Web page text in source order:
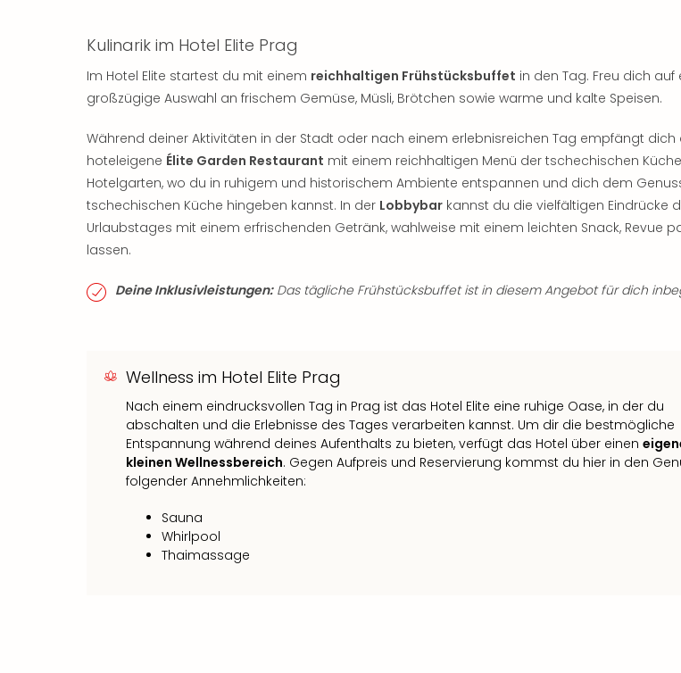
Kulinarik im Hotel Elite Prag
Im Hotel Elite startest du mit einem reichhaltigen Frühstücksbuffet in den Tag. Freu dich auf
großzügige Auswahl an frischem Gemüse, Müsli, Brötchen sowie warme und kalte Speisen.
Während deiner Aktivitäten in der Stadt oder nach einem erlebnisreichen Tag empfängt dich
hoteleigene Élite Garden Restaurant mit einem reichhaltigen Menü der tschechischen
Hotelgarten, wo du in ruhigem und historischem Ambiente entspannen und dich dem
tschechischen Küche hingeben kannst. In der Lobbybar kannst du die vielfältigen Eindrücke
Urlaubstages mit einem erfrischenden Getränk, wahlweise mit einem leichten Snack, Revue
lassen.
Deine Inklusivleistungen:Das tägliche Frühstücksbuffet ist in diesem Angebot für dich
Wellness im Hotel Elite Prag
Nach einem eindrucksvollen Tag in Prag ist das Hotel Elite eine ruhige Oase, in der du
abschalten und die Erlebnisse des Tages verarbeiten kannst. Um dir die bestmögliche
Entspannung während deines Aufenthalts zu bieten, verfügt das Hotel über einen
kleinen Wellnessbereich. Gegen Aufpreis und Reservierung kommst du hier in den
folgender Annehmlichkeiten:
Sauna
Whirlpool
Thaimassage